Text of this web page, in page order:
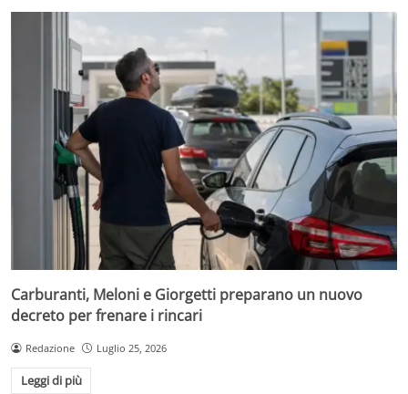
Carburanti, Meloni e Giorgetti preparano un nuovo
decreto per frenare i rincari
Redazione Luglio 25, 2026
Leggi di più